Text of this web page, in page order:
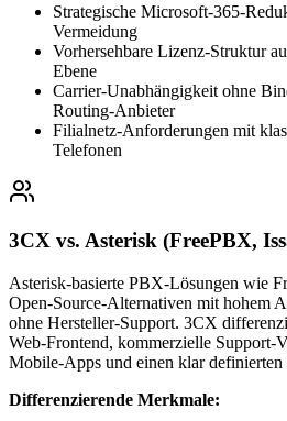
Strategische Microsoft-365-
Vermeidung
Vorhersehbare Lizenz-Struktur
Ebene
Carrier-Unabhängigkeit ohne
Routing-Anbieter
Filialnetz-Anforderungen mit
Telefonen
3CX vs. Asterisk (FreePBX,
Asterisk-basierte PBX-Lösungen wie
Open-Source-Alternativen mit hohem
ohne Hersteller-Support. 3CX
Web-Frontend, kommerzielle Support-
Mobile-Apps und einen klar definierten
Differenzierende Merkmale: